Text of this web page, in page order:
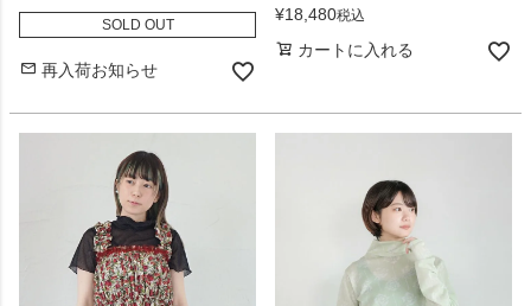
SOLD OUT
再入荷お知らせ
¥18,480税込
カートに入れる